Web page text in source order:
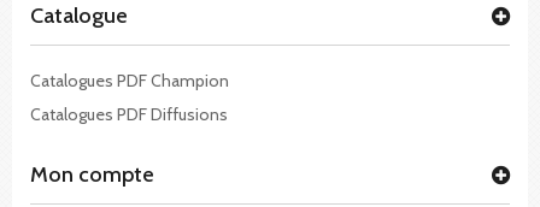
Catalogue
Catalogues PDF Champion
Catalogues PDF Diffusions
Mon compte